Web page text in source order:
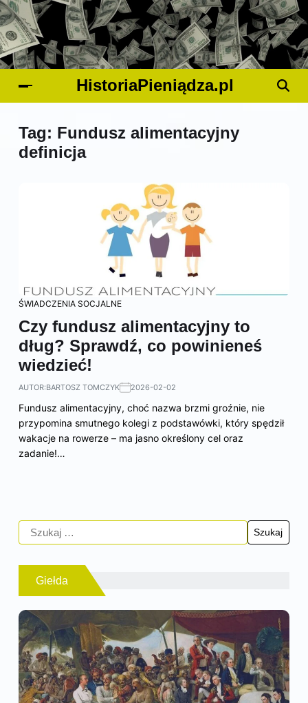
HistoriaPieniądza.pl
Tag: Fundusz alimentacyjny
definicja
ŚWIADCZENIA SOCJALNE
Czy fundusz alimentacyjny to
dług? Sprawdź, co powinieneś
wiedzieć!
AUTOR:BARTOSZ TOMCZYK 2026-02-02
Fundusz alimentacyjny, choć nazwa brzmi groźnie, nie
przypomina smutnego kolegi z podstawówki, który spędził
wakacje na rowerze – ma jasno określony cel oraz
zadanie!…
Giełda